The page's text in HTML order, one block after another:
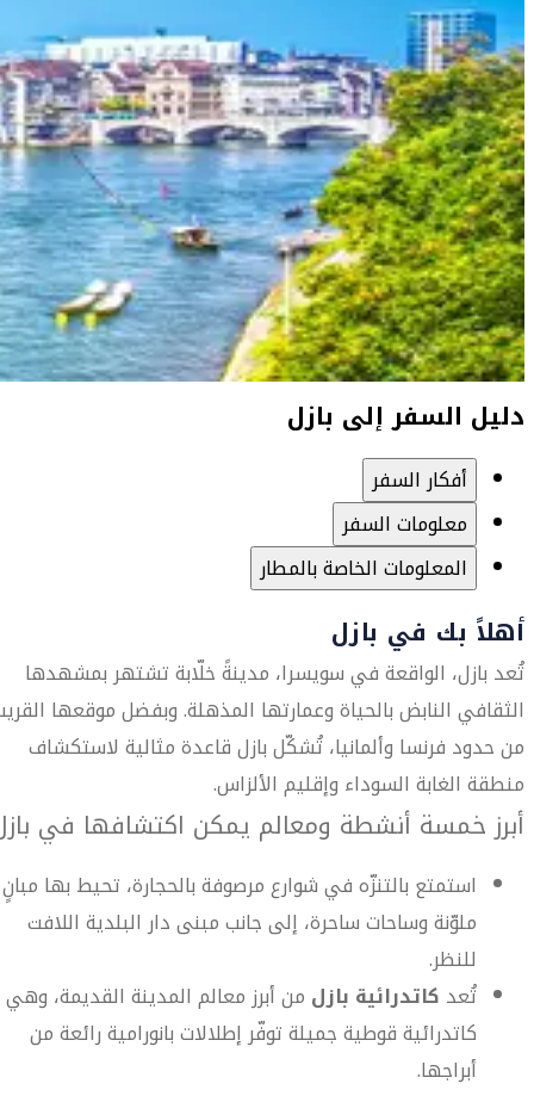
دليل السفر إلى بازل
أفكار السفر
معلومات السفر
المعلومات الخاصة بالمطار
أهلاً بك في بازل
تُعد بازل، الواقعة في سويسرا، مدينةً خلّابة تشتهر بمشهدها
الثقافي النابض بالحياة وعمارتها المذهلة. وبفضل موقعها
من حدود فرنسا وألمانيا، تُشكّل بازل قاعدة مثالية لاستكشاف
منطقة الغابة السوداء وإقليم الألزاس.
أبرز خمسة أنشطة ومعالم يمكن اكتشافها في
استمتع بالتنزّه في شوارع مرصوفة بالحجارة، تحيط بها مبانٍ
ملوّنة وساحات ساحرة، إلى جانب مبنى دار البلدية اللافت
للنظر.
تُعد كاتدرائية بازل من أبرز معالم المدينة القديمة، وهي
كاتدرائية قوطية جميلة توفّر إطلالات بانورامية رائعة من
أبراجها.